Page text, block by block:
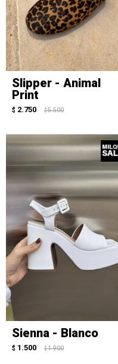
Slipper - Animal
Print
$ 2.750 $ 5.500
Sienna - Blanco
$ 1.500 $ 1.900